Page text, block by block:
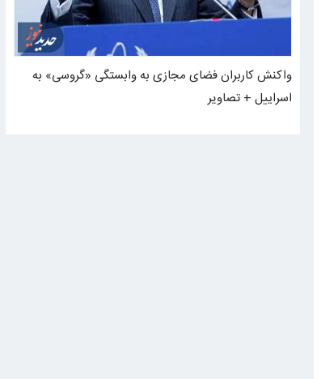
واکنش کاربران فضای مجازی به وابستگی «گروسی» به
اسراییل + تصاویر